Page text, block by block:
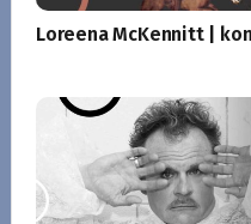
Loreena McKennitt |